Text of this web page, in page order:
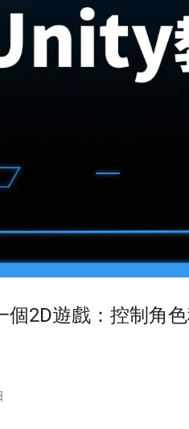
個2D遊戲：控制角色